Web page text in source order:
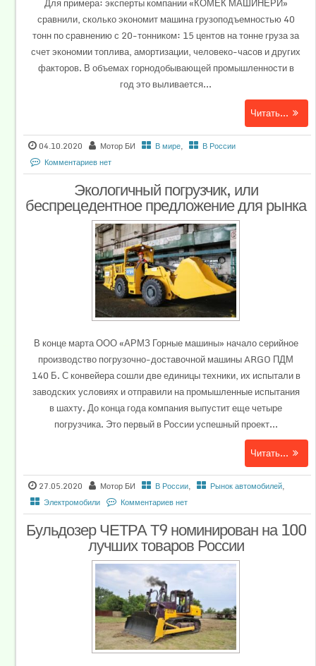
сравнили, сколько экономит машина грузоподъемностью 40
тонн по сравнению с 20-тонником: 15 центов на тонне груза за
счет экономии топлива, амортизации, человеко-часов и других
факторов. В объемах горнодобывающей промышленности в
год это выливается...
Читать...
04.10.2020 Мотор БИ В мире,
В России
Комментариев нет
Экологичный погрузчик, или
беспрецедентное предложение для рынка
В конце марта ООО «АРМЗ Горные машины» начало серийное
производство погрузочно-доставочной машины ARGO ПДМ
140 Б. С конвейера сошли две единицы техники, их испытали в
заводских условиях и отправили на промышленные испытания
в шахту. До конца года компания выпустит еще четыре
погрузчика. Это первый в России успешный проект...
Читать...
27.05.2020 Мотор БИ В России, Рынок автомобилей,
Электромобили
Комментариев нет
Бульдозер ЧЕТРА Т9 номинирован на 100
лучших товаров России